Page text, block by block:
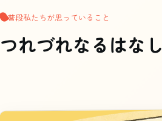
普段私たちが思っていること
つれづれなるはなし